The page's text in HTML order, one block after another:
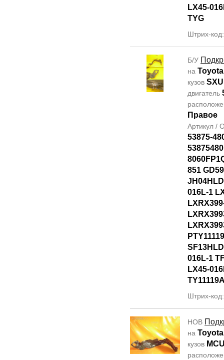
LX45-
TYG
Штрих-
Б/У
на
кузов
двигатель
Правое
Артикул /
53875-
851
016L-1
016L-1
LX45-
Штрих-
НОВ
на
кузов